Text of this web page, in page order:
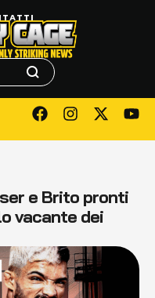
e Brito pronti
vacante dei